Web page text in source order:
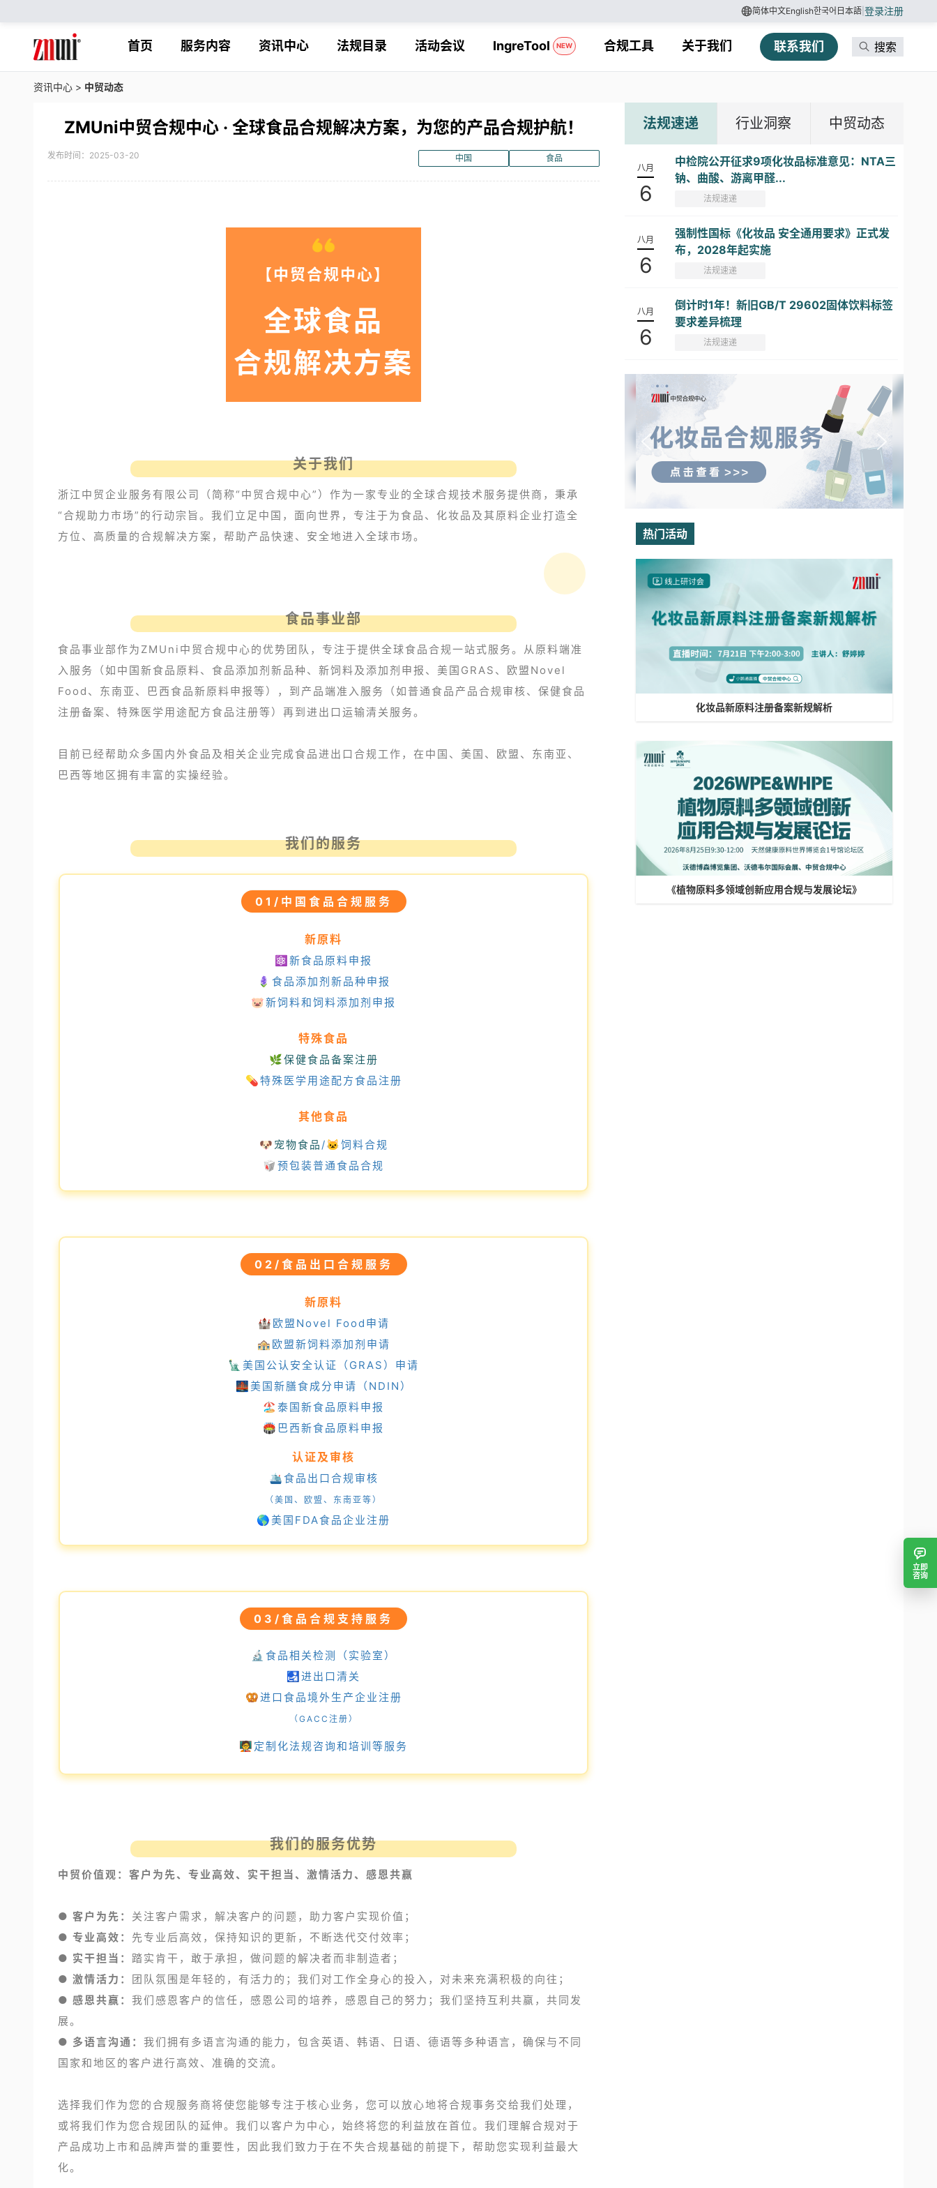
简体中文English한국어 日本語 登录注册
首页 服务内容 资讯中心 法规目录 活动会议 IngreTool NEW 合规工具 关于我们 联系我们 搜索
资讯中心 > 中贸动态
ZMUni中贸合规中心 · 全球食品合规解决方案，为您的产品合规护航！
发布时间：2025-03-20 中国 食品
【中贸合规中心】
全球食品
合规解决方案
关于我们
浙江中贸企业服务有限公司（简称“中贸合规中心”）作为一家专业的全球合规技术服务提供商，秉承
“合规助力市场”的行动宗旨。我们立足中国，面向世界，专注于为食品、化妆品及其原料企业打造全
方位、高质量的合规解决方案，帮助产品快速、安全地进入全球市场。
食品事业部
食品事业部作为ZMUni中贸合规中心的优势团队，专注于提供全球食品合规一站式服务。从原料端准
入服务（如中国新食品原料、食品添加剂新品种、新饲料及添加剂申报、美国GRAS、欧盟Novel
Food、东南亚、巴西食品新原料申报等），到产品端准入服务（如普通食品产品合规审核、保健食品
注册备案、特殊医学用途配方食品注册等）再到进出口运输清关服务。
目前已经帮助众多国内外食品及相关企业完成食品进出口合规工作，在中国、美国、欧盟、东南亚、
巴西等地区拥有丰富的实操经验。
我们的服务
01/中国食品合规服务
新原料
⚛️新食品原料申报
🪻食品添加剂新品种申报
🐷新饲料和饲料添加剂申报
特殊食品
🌿保健食品备案注册
💊特殊医学用途配方食品注册
其他食品
🐶 宠物食品 /🐱饲料合规
🥡 预包装普通食品合规
02/食品出口合规服务
新原料
🏰欧盟Novel Food申请
🏤欧盟新饲料添加剂申请
🗽美国公认安全认证（GRAS）申请
🌉美国新膳食成分申请（NDIN）
🏖️泰国新食品原料申报
🏟️巴西新食品原料申报
认证及审核
🛳️食品出口合规审核
（美国、欧盟、东南亚等）
🌎️美国FDA食品企业注册
03/ 食品合规支持服务
🔬食品相关检测（实验室）
🛃进出口清关
🥨进口食品境外生产企业注册
（GACC注册）
🧑‍🏫定制化法规咨询和培训等服务
我们的服务优势
中贸价值观：客户为先、专业高效、实干担当、激情活力、感恩共赢
● 客户为先： 关注客户需求，解决客户的问题，助力客户实现价值；
● 专业高效： 先专业后高效，保持知识的更新，不断迭代交付效率；
● 实干担当： 踏实肯干，敢于承担，做问题的解决者而非制造者；
● 激情活力： 团队氛围是年轻的，有活力的；我们对工作全身心的投入，对未来充满积极的向往；
● 感恩共赢： 我们感恩客户的信任，感恩公司的培养，感恩自己的努力；我们坚持互利共赢，共同发
展。
● 多语言沟通： 我们拥有多语言沟通的能力，包含英语、韩语、日语、德语等多种语言，确保与不同
国家和地区的客户进行高效、准确的交流。
选择我们作为您的合规服务商将使您能够专注于核心业务，您可以放心地将合规事务交给我们处理，
或将我们作为您合规团队的延伸。我们以客户为中心，始终将您的利益放在首位。我们理解合规对于
产品成功上市和品牌声誉的重要性，因此我们致力于在不失合规基础的前提下，帮助您实现利益最大
化。
法规速递 行业洞察 中贸动态
八月
6
中检院公开征求9项化妆品标准意见：NTA三
钠、曲酸、游离甲醛...
法规速递
八月
6
强制性国标《化妆品 安全通用要求》正式发
布，2028年起实施
法规速递
八月
6
倒计时1年！新旧GB/T 29602固体饮料标签
要求差异梳理
法规速递
热门活动
化妆品新原料注册备案新规解析
《植物原料多领域创新应用合规与发展论坛》
立即
咨询